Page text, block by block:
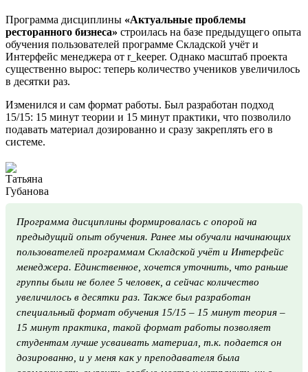
Программа дисциплины «Актуальные проблемы
ресторанного бизнеса» строилась на базе предыдущего опыта
обучения пользователей программе Складской учёт и
Интерфейс менеджера от r_keeper. Однако масштаб проекта
существенно вырос: теперь количество учеников увеличилось
в десятки раз.
Изменился и сам формат работы. Был разработан подход
15/15: 15 минут теории и 15 минут практики, что позволило
подавать материал дозированно и сразу закреплять его в
системе.
Программа дисциплины формировалась с опорой на
предыдущий опыт обучения. Ранее мы обучали начинающих
пользователей программам Складской учёт и Интерфейс
менеджера. Единственное, хочется уточнить, что раньше
группы были не более 5 человек, а сейчас количество
увеличилось в десятки раз. Также был разработан
специальный формат обучения 15/15 – 15 минут теория –
15 минут практика, такой формат работы позволяет
студентам лучше усваивать материал, т.к. подается он
дозированно, и у меня как у преподавателя была